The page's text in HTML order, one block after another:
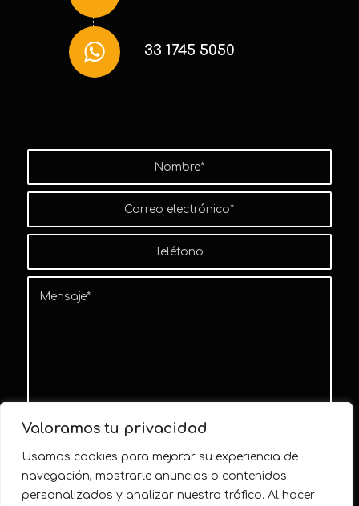
Valoramos tu privacidad
Usamos cookies para mejorar su experiencia de
navegación, mostrarle anuncios o contenidos
personalizados y analizar nuestro tráfico. Al hacer
33 1745 5050